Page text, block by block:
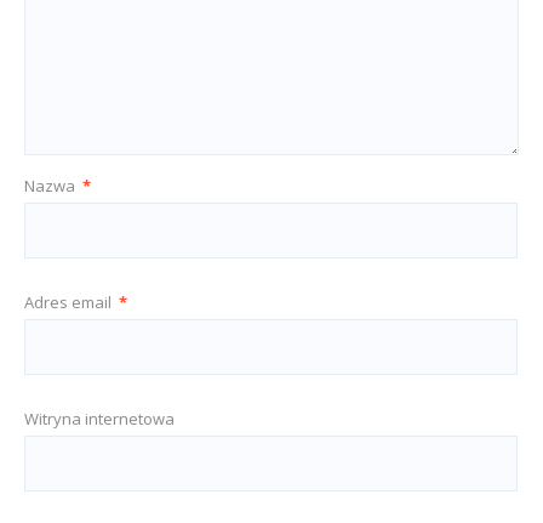
Nazwa *
Adres email *
Witryna internetowa